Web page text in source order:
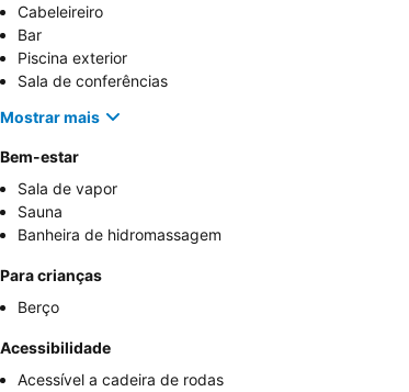
Cabeleireiro
Bar
Piscina exterior
Sala de conferências
Mostrar mais
Bem-estar
Sala de vapor
Sauna
Banheira de hidromassagem
Para crianças
Berço
Acessibilidade
Acessível a cadeira de rodas